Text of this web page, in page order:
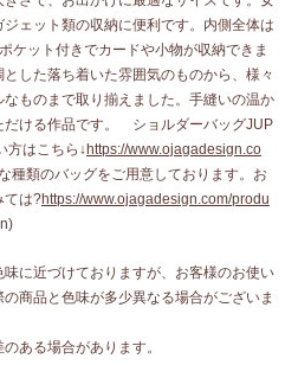
ェット類の収納に便利です。内側全体は
ケット付きでカードや小物が収納できま
した落ち着いた雰囲気のものから、様々
ものまで取り揃えました。手縫いの温か
だける作品です。 ショルダーバッグJUP
方はこちら↓ https://www.ojagadesign.co
種類のバッグをご用意しております。お
ては?https://www.ojagadesign.com/produ
に近づけておりますが、お客様のお使い
商品と色味が多少異なる場合がございま
ある場合があります。